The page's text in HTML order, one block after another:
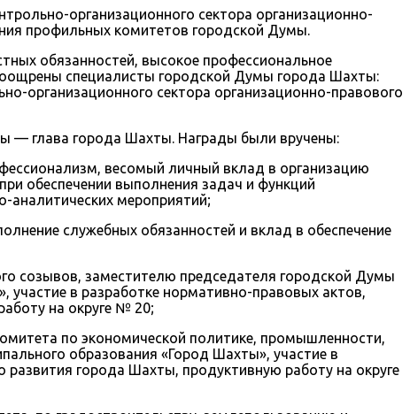
организационного сектора организационно-
профильных комитетов городской Думы.
обязанностей, высокое профессиональное
специалисты городской Думы города Шахты:
организационного сектора организационно-правового
— глава города Шахты. Награды были вручены:
весомый личный вклад в организацию
обеспечении выполнения задач и функций
аналитических мероприятий;
служебных обязанностей и вклад в обеспечение
созывов, заместителю председателя городской Думы
в разработке нормативно-правовых актов,
на округе № 20;
по экономической политике, промышленности,
образования «Город Шахты», участие в
города Шахты, продуктивную работу на округе